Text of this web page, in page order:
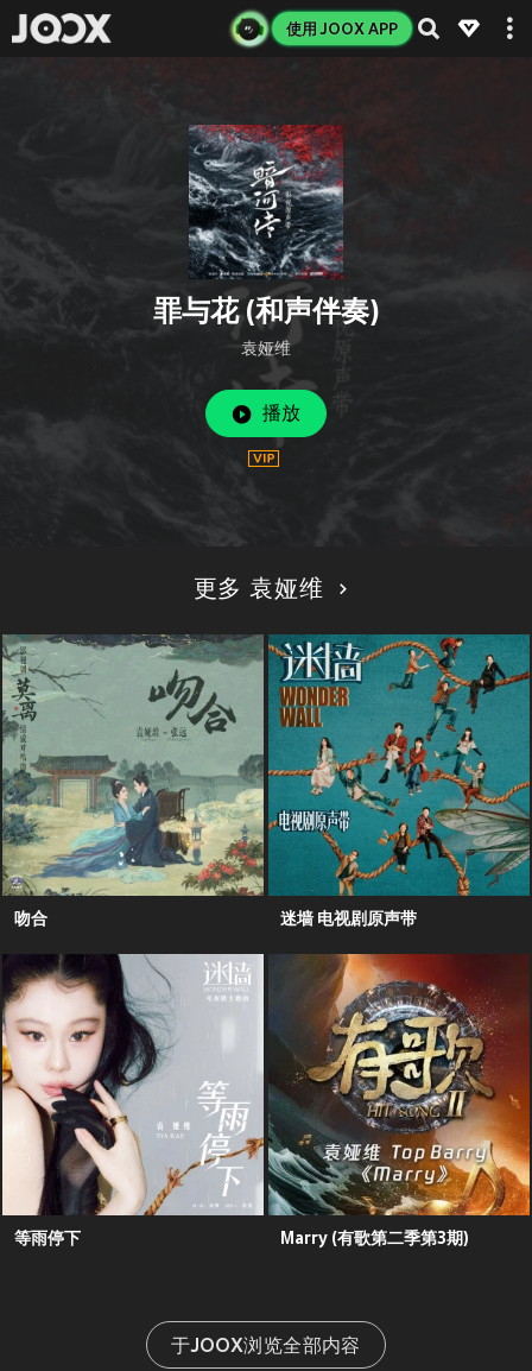
使用 JOOX APP
罪与花 (和声伴奏)
袁娅维
播放
更多 袁娅维
吻合 迷墙 电视剧原声带
等雨停下 Marry (有歌第二季第3期)
于JOOX浏览全部内容